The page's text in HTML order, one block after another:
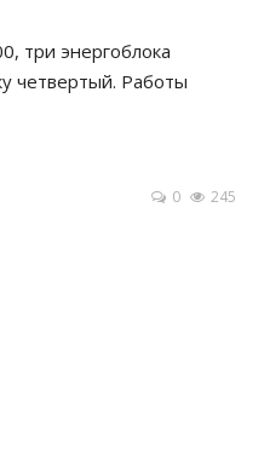
три энергоблока
четвертый. Работы
0 245